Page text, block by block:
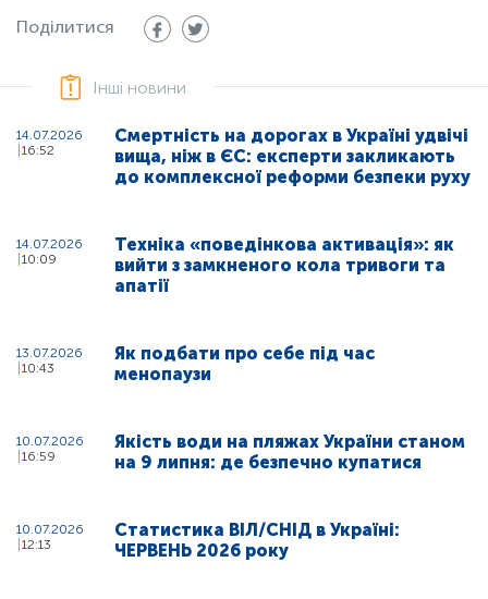
Поділитися
Інші новини
14.07.2026
16:52
Смертність на дорогах в Україні удвічі
вища, ніж в ЄС: експерти закликають
до комплексної реформи безпеки руху
14.07.2026
10:09
Техніка «поведінкова активація»: як
вийти з замкненого кола тривоги та
апатії
13.07.2026
10:43
Як подбати про себе під час
менопаузи
10.07.2026
16:59
Якість води на пляжах України станом
на 9 липня: де безпечно купатися
10.07.2026
12:13
Статистика ВІЛ/СНІД в Україні:
ЧЕРВЕНЬ 2026 року